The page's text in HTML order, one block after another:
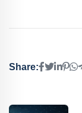
Share: